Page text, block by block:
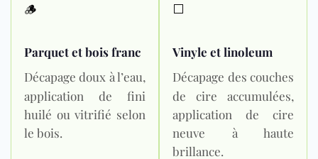
🪵
Parquet et bois franc
Décapage doux à l’eau,
application de fini
huilé ou vitrifié selon
le bois.
⬜
Vinyle et linoleum
Décapage des couches
de cire accumulées,
application de cire
neuve à haute
brillance.